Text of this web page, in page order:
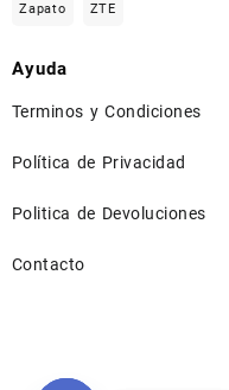
Zapato ZTE
Ayuda
Terminos y Condiciones
Política de Privacidad
Politica de Devoluciones
Contacto